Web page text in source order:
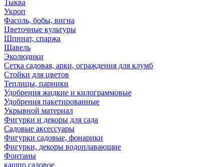
Тыква
Укроп
Фасоль, бобы, вигна
Цветочные культуры
Шпинат, спаржа
Щавель
Эколюдики
Сетка садовая, арки, ограждения для клумб
Стойки для цветов
Теплицы, парники
Удобрения жидкие и килограммовые
Удобрения пакетированные
Укрывной материал
Фигурки и декоры для сада
Садовые аксессуары
Фигурки садовые, фонарики
Фигурки, декоры водоплавающие
Фонтаны
кашпо садовое